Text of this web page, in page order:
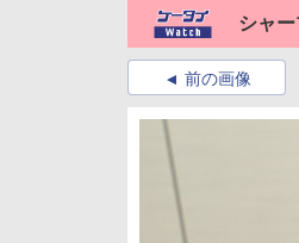
シャ
前の画像